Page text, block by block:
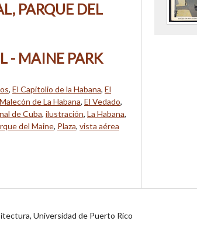
PARQUE DEL
- MAINE PARK
, El Capitolio de la Habana, El
de La Habana, El Vedado,
de Cuba, ilustración, La Habana,
del Maine, Plaza, vista aérea
Universidad de Puerto Rico